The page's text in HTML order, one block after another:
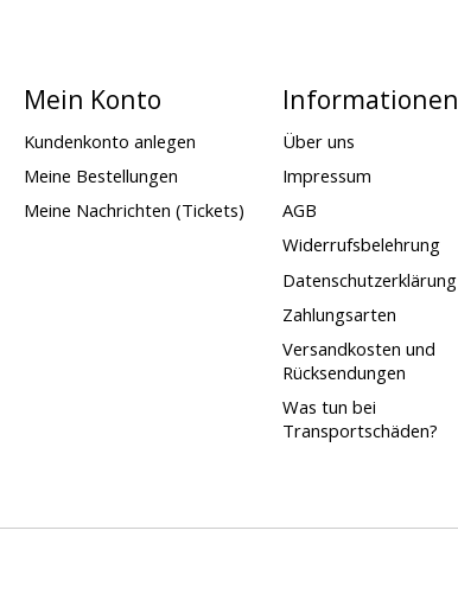
Mein Konto
Kundenkonto anlegen
Meine Bestellungen
Meine Nachrichten (Tickets)
Informationen
Über uns
Impressum
AGB
Widerrufsbelehrung
Datenschutzerklärung
Zahlungsarten
Versandkosten und
Rücksendungen
Was tun bei
Transportschäden?